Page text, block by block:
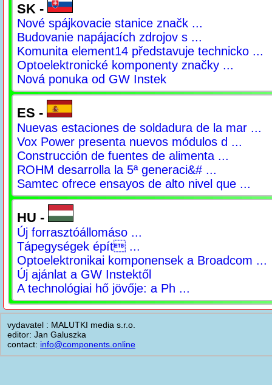
SK -
Nové spájkovacie stanice značk ...
Budovanie napájacích zdrojov s ...
Komunita element14 představuje technicko ...
Optoelektronické komponenty značky ...
Nová ponuka od GW Instek
ES -
Nuevas estaciones de soldadura de la mar ...
Vox Power presenta nuevos módulos d ...
Construcción de fuentes de alimenta ...
ROHM desarrolla la 5ª generaci&# ...
Samtec ofrece ensayos de alto nivel que ...
HU -
Új forrasztóállomáso ...
Tápegységek épít ...
Optoelektronikai komponensek a Broadcom ...
Új ajánlat a GW Instektől
A technológiai hő jövője: a Ph ...
vydavatel : MALUTKI media s.r.o.
editor: Jan Galuszka
contact: info@components.online